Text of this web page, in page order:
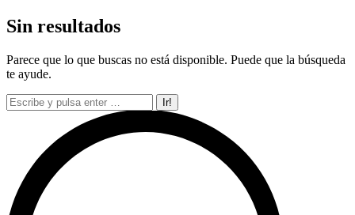
Sin resultados
Parece que lo que buscas no está disponible. Puede que la búsqueda
te ayude.
Buscar: